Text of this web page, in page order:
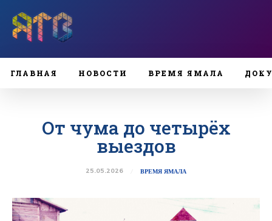
ГЛАВНАЯ НОВОСТИ ВРЕМЯ ЯМАЛА
От чума до четырёх
выездов
25.05.2026 ВРЕМЯ ЯМАЛА